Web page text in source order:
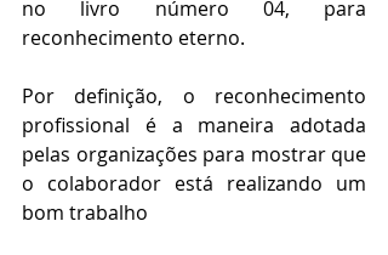
no livro número 04, para
reconhecimento eterno.
Por definição, o reconhecimento
profissional é a maneira adotada
pelas organizações para mostrar que
o colaborador está realizando um
bom trabalho